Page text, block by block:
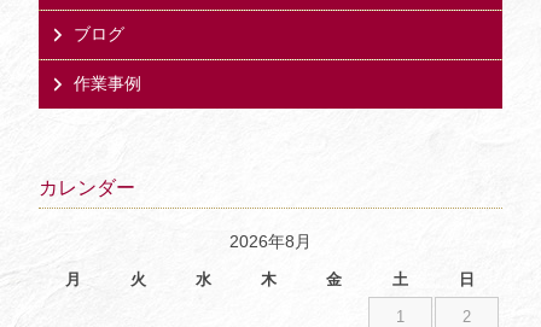
ブログ
作業事例
カレンダー
2026年8月
月 火 水 木 金 土 日
1 2